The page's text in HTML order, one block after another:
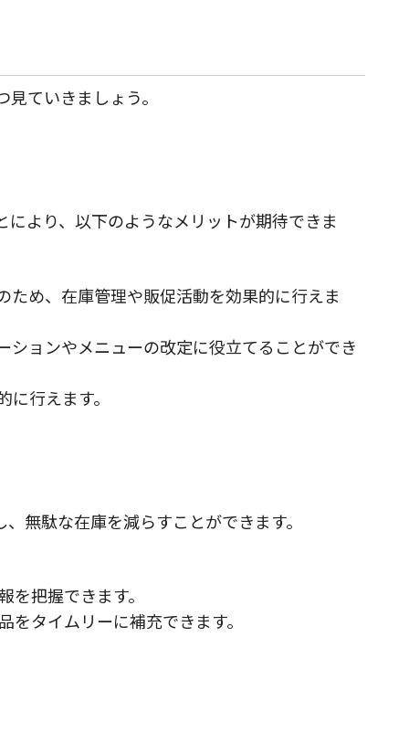
ていきましょう。
より、以下のようなメリットが期待できま
め、在庫管理や販促活動を効果的に行えま
ョンやメニューの改定に役立てることができ
行えます。
無駄な在庫を減らすことができます。
把握できます。
タイムリーに補充できます。